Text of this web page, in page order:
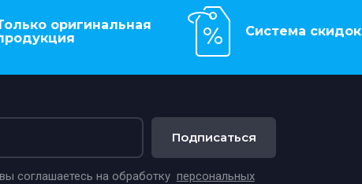
оригинальная
Система скидок
соглашаетесь на обработку персональных
Подписаться